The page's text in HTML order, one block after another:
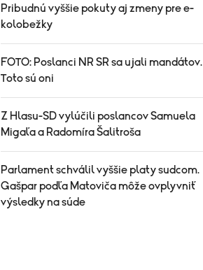
Pribudnú vyššie pokuty aj zmeny pre e-
kolobežky
FOTO: Poslanci NR SR sa ujali mandátov.
Toto sú oni
Z Hlasu-SD vylúčili poslancov Samuela
Migaľa a Radomíra Šalitroša
Parlament schválil vyššie platy sudcom.
Gašpar podľa Matoviča môže ovplyvniť
výsledky na súde